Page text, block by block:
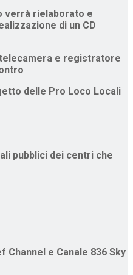
verrà rielaborato e
di un CD
e registratore
delle Pro Loco Locali
pubblici dei centri che
Channel e Canale 836 Sky